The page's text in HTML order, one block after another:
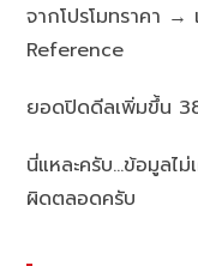
จากโปรโมทราคา →
Reference
ยอดปิดดีลเพิ่มขึ้น
นี่แหละครับ…ข้อมูลไม่
ผิดตลอดครับ